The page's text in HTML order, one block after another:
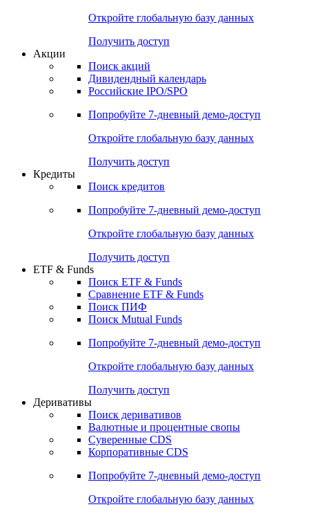
Опросы
Попробуйте7-дневный
Откройте глобальную базу данных
Получить доступ
Поиск акций
Российские IPO/SPO
Попробуйте7-дневный
Откройте глобальную базу данных
Получить доступ
Поиск кредитов
Попробуйте7-дневный
Откройте глобальную базу данных
Получить доступ
ETF & Funds
Сравнение ETF & Funds
Поиск Mutual Funds
Попробуйте7-дневный
Откройте глобальную базу данных
Получить доступ
Деривативы
Валютные и процентные свопы
Корпоративные CDS